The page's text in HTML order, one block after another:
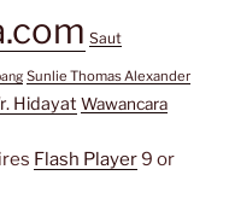
Saut
Sunlie Thomas Alexander
Hidayat Wawancara
Flash Player9 or